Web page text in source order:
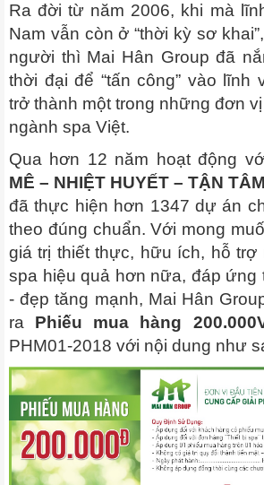
Ra đời từ năm 2006, khi mà
Nam vẫn còn ở “thời kỳ sơ
người thì Mai Hân Group đã
thời đại để “tấn công” vào lĩnh
trở thành một trong những đơn
ngành spa Việt.
Qua hơn 12 năm hoạt động
MÊ – NHIỆT HUYẾT – TẬN TÂM
đã thực hiện hơn 1347 dự án
theo đúng chuẩn.Với mong
giá trị thiết thực, hữu ích, hỗ trợ
spa hiệu quả hơn nữa, đáp ứng
- đẹp tăng mạnh, Mai Hân
ra Phiếu mua hàng
PHM01-2018 với nội dung như